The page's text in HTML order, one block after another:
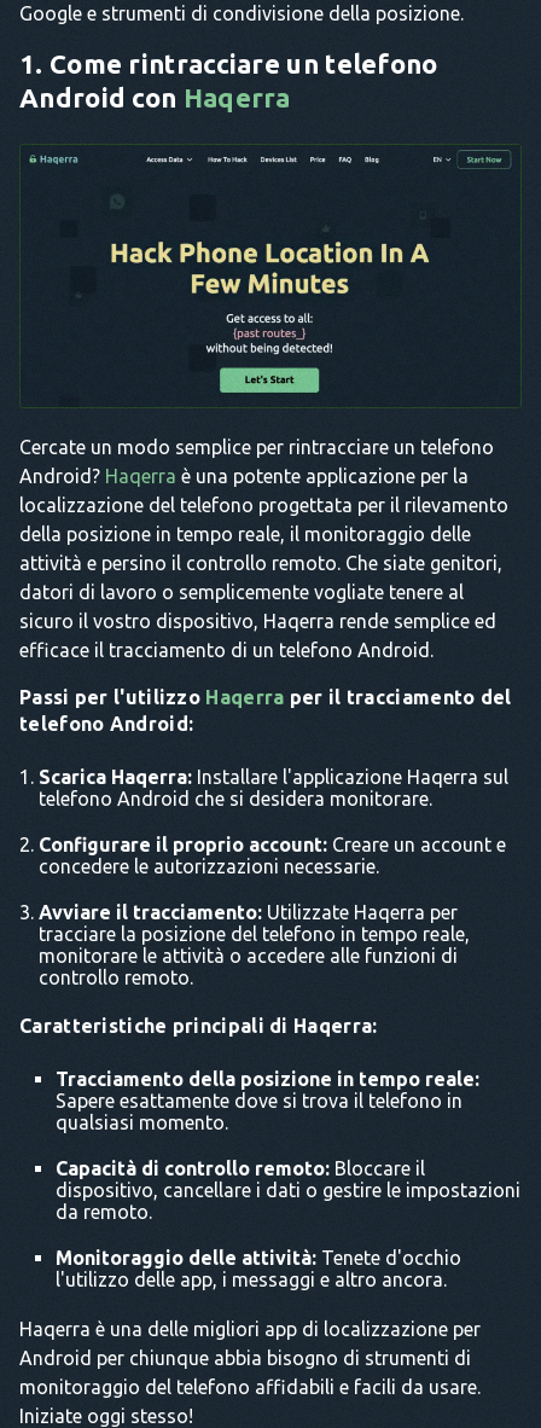
Google e strumenti di condivisione della posizione.
1. Come rintracciare un telefono
Android con Haqerra
Cercate un modo semplice per rintracciare un telefono
Android? Haqerra è una potente applicazione per la
localizzazione del telefono progettata per il rilevamento
della posizione in tempo reale, il monitoraggio delle
attività e persino il controllo remoto. Che siate genitori,
datori di lavoro o semplicemente vogliate tenere al
sicuro il vostro dispositivo, Haqerra rende semplice ed
efficace il tracciamento di un telefono Android.
Passi per l'utilizzo Haqerra per il tracciamento del
telefono Android:
Scarica Haqerra: Installare l'applicazione Haqerra sul
telefono Android che si desidera monitorare.
Configurare il proprio account: Creare un account e
concedere le autorizzazioni necessarie.
Avviare il tracciamento: Utilizzate Haqerra per
tracciare la posizione del telefono in tempo reale,
monitorare le attività o accedere alle funzioni di
controllo remoto.
Caratteristiche principali di Haqerra:
Tracciamento della posizione in tempo reale:
Sapere esattamente dove si trova il telefono in
qualsiasi momento.
Capacità di controllo remoto: Bloccare il
dispositivo, cancellare i dati o gestire le impostazioni
da remoto.
Monitoraggio delle attività: Tenete d'occhio
l'utilizzo delle app, i messaggi e altro ancora.
Haqerra è una delle migliori app di localizzazione per
Android per chiunque abbia bisogno di strumenti di
monitoraggio del telefono affidabili e facili da usare.
Iniziate oggi stesso!